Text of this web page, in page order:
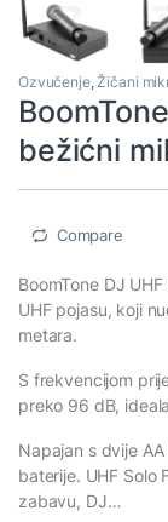
Ozvučenje,Žičani
bežićni
Compare
BoomTone DJ
UHF pojasu, koji
metara.
S frekvencijom
preko 96 dB,
Napajan s dvije
baterije. UHF Solo
zabavu, DJ…